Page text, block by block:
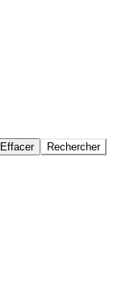
Effacer Rechercher